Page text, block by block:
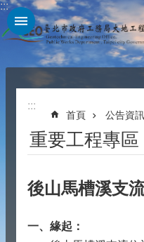
跳到主要內容區塊
:::
:::
首頁 公告資訊
重要工程專區
後山馬槽溪支
一、緣起：